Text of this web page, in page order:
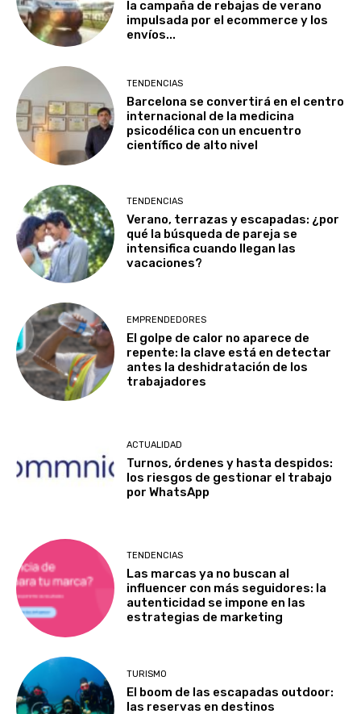
la campaña de rebajas de verano
impulsada por el ecommerce y los
envíos...
TENDENCIAS
Barcelona se convertirá en el centro
internacional de la medicina
psicodélica con un encuentro
científico de alto nivel
TENDENCIAS
Verano, terrazas y escapadas: ¿por
qué la búsqueda de pareja se
intensifica cuando llegan las
vacaciones?
EMPRENDEDORES
El golpe de calor no aparece de
repente: la clave está en detectar
antes la deshidratación de los
trabajadores
ACTUALIDAD
Turnos, órdenes y hasta despidos:
los riesgos de gestionar el trabajo
por WhatsApp
TENDENCIAS
Las marcas ya no buscan al
influencer con más seguidores: la
autenticidad se impone en las
estrategias de marketing
TURISMO
El boom de las escapadas outdoor:
las reservas en destinos